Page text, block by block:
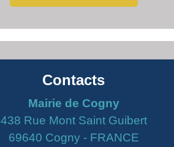
Contacts
Mairie de Cogny
438 Rue Mont Saint Guibert
69640 Cogny - FRANCE